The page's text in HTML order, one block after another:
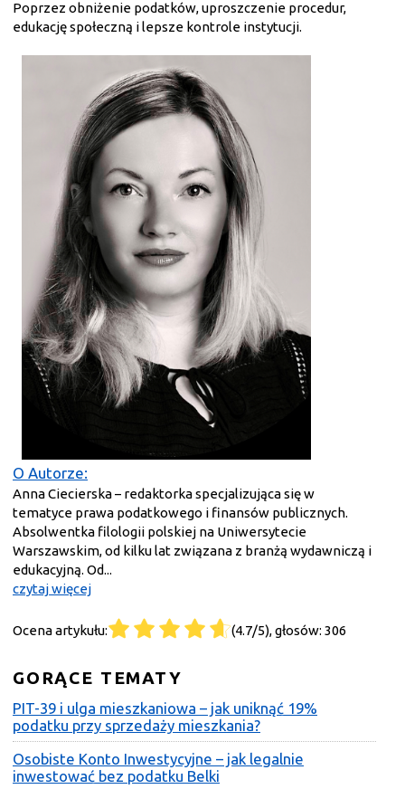
Poprzez obniżenie podatków, uproszczenie procedur,
edukację społeczną i lepsze kontrole instytucji.
O Autorze:
Anna Ciecierska – redaktorka specjalizująca się w
tematyce prawa podatkowego i finansów publicznych.
Absolwentka filologii polskiej na Uniwersytecie
Warszawskim, od kilku lat związana z branżą wydawniczą i
edukacyjną. Od...
czytaj więcej
Ocena artykułu: (4.7/5), głosów: 306
GORĄCE TEMATY
PIT-39 i ulga mieszkaniowa – jak uniknąć 19%
podatku przy sprzedaży mieszkania?
Osobiste Konto Inwestycyjne – jak legalnie
inwestować bez podatku Belki